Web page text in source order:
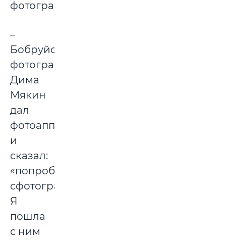
фотографией.
–
Бобруйский
фотограф
Дима
Мякин
дал
фотоаппарат
и
сказал:
«попробуй
сфотографировать».
Я
пошла
с ним